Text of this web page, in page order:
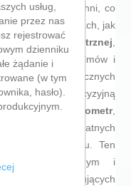
powierzchni, co
w pomieszczeniach, jak
pamięci wewnętrznej,
plików, zdjęć, filmów i
cech technicznych
precyzyjną
oraz
barometr,
przydatnych
lub sportu. Ten
kompletnym i
osób poszukujących
usług,
przez nas
rejestrować
dzienniku
żądanie i
(w tym
hasło).